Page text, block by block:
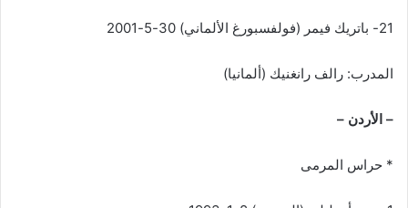
21- باتريك فيمر (فولفسبورغ الألماني) 30-5-2001
المدرب: رالف رانغنيك (ألمانيا)
– الأردن –
* حراس المرمى